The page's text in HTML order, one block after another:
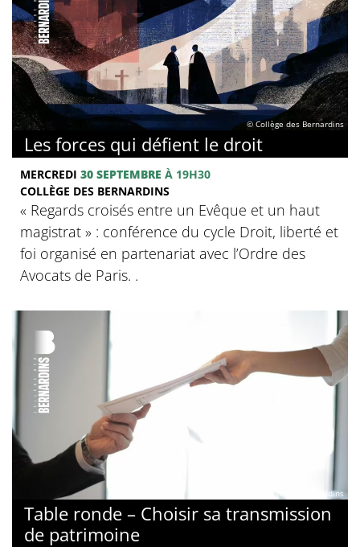
© Collège des Bernardins
Les forces qui défient le droit
MERCREDI 30 SEPTEMBRE À 19H30
COLLÈGE DES BERNARDINS
« Regards croisés entre un Evêque et un haut
magistrat » : conférence du cycle Droit, liberté et
foi organisé en partenariat avec l’Ordre des
Avocats de Paris. .
© Collège des Bernardins
Table ronde – Choisir sa transmission
de patrimoine